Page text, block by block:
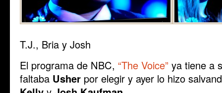
T.J., Bria y Josh
El programa de NBC, “The Voice” ya tiene a
faltaba Usher por elegir y ayer lo hizo